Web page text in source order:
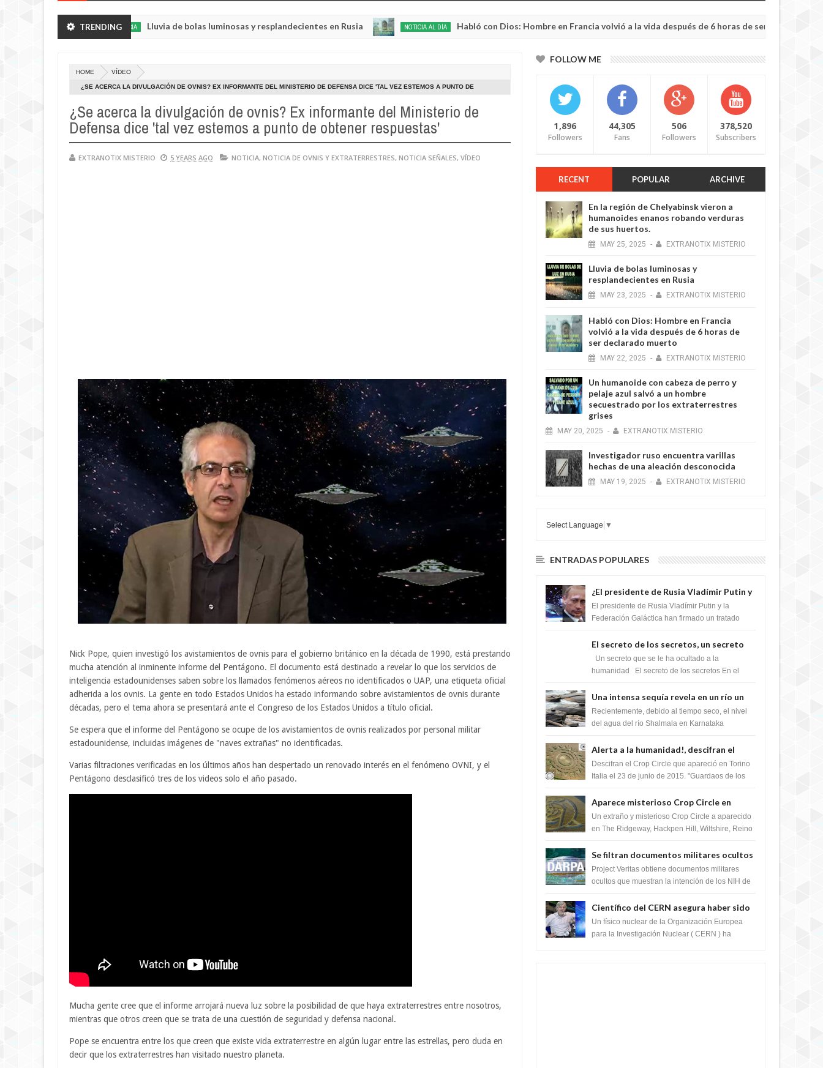
TRENDING
NOTICIA Lluvia de bolas luminosas y resplandecientes en Rusia NOTICIA AL DÍA Habló con Dios: Hombre en Francia volvió a la vida después de 6 horas de ser declarado muerto
HOME VÍDEO
¿SE ACERCA LA DIVULGACIÓN DE OVNIS? EX INFORMANTE DEL MINISTERIO DE DEFENSA DICE 'TAL VEZ ESTEMOS A PUNTO DE
¿Se acerca la divulgación de ovnis? Ex informante del Ministerio de
Defensa dice 'tal vez estemos a punto de obtener respuestas'
EXTRANOTIX MISTERIO 5 YEARS AGO NOTICIA, NOTICIA DE OVNIS Y EXTRATERRESTRES, NOTICIA SEÑALES, VÍDEO
Nick Pope, quien investigó los avistamientos de ovnis para el gobierno británico en la década de 1990, está prestando
mucha atención al inminente informe del Pentágono. El documento está destinado a revelar lo que los servicios de
inteligencia estadounidenses saben sobre los llamados fenómenos aéreos no identificados o UAP, una etiqueta oficial
adherida a los ovnis. La gente en todo Estados Unidos ha estado informando sobre avistamientos de ovnis durante
décadas, pero el tema ahora se presentará ante el Congreso de los Estados Unidos a título oficial.
Se espera que el informe del Pentágono se ocupe de los avistamientos de ovnis realizados por personal militar
estadounidense, incluidas imágenes de "naves extrañas" no identificadas.
Varias filtraciones verificadas en los últimos años han despertado un renovado interés en el fenómeno OVNI, y el
Pentágono desclasificó tres de los videos solo el año pasado.
Mucha gente cree que el informe arrojará nueva luz sobre la posibilidad de que haya extraterrestres entre nosotros,
mientras que otros creen que se trata de una cuestión de seguridad y defensa nacional.
Pope se encuentra entre los que creen que existe vida extraterrestre en algún lugar entre las estrellas, pero duda en
decir que los extraterrestres han visitado nuestro planeta.
FOLLOW ME
1,896
Followers
44,305
Fans
506
Followers
378,520
Subscribers
RECENT POPULAR ARCHIVE
En la región de Chelyabinsk vieron a
humanoides enanos robando verduras
de sus huertos.
MAY 25, 2025 - EXTRANOTIX MISTERIO
Lluvia de bolas luminosas y
resplandecientes en Rusia
MAY 23, 2025 - EXTRANOTIX MISTERIO
Habló con Dios: Hombre en Francia
volvió a la vida después de 6 horas de
ser declarado muerto
MAY 22, 2025 - EXTRANOTIX MISTERIO
Un humanoide con cabeza de perro у
pelaje azul salvó a un hombre
secuestrado por los extraterrestres
grises
MAY 20, 2025 - EXTRANOTIX MISTERIO
Investigador ruso encuentra varillas
hechas de una aleación desconocida
MAY 19, 2025 - EXTRANOTIX MISTERIO
Select Language ▼
ENTRADAS POPULARES
¿El presidente de Rusia Vladímir Putin y
la Federación Galactica han firmado un
tratado para acabar con los Sionistas?
El presidente de Rusia Vladímir Putin y la
Federación Galáctica han firmado un tratado
Si...
El secreto de los secretos, un secreto
que cambiaría por completo el destino
de la humanidad
Un secreto que se le ha ocultado a la
humanidad El secreto de los secretos En el
m...
Una intensa sequía revela en un río un
impresionante hallazgo de miles de
Shiva Lingas
Recientemente, debido al tiempo seco, el nivel
del agua del río Shalmala en Karnataka
Shiv...
Alerta a la humanidad!, descifran el
mensaje del Crop Circle de Torino ,Italia
Descifran el Crop Circle que apareció en Torino
Italia el 23 de junio de 2015. "Guardaos de los
Aparece misterioso Crop Circle en
Reino Unido 23 de junio 2016
Un extraño y misterioso Crop Circle a aparecido
en The Ridgeway, Hackpen Hill, Wiltshire, Reino
Se filtran documentos militares ocultos
que muestran la intención de los NIH de
crear el SARS-CoV-2, utilizando la
Project Veritas obtiene documentos militares
ocultos que muestran la intención de los NIH de
Científico del CERN asegura haber sido
ayudado por seres de luz durante una
prueba del Colisionador de Hadrones
Un físico nuclear de la Organización Europea
para la Investigación Nuclear ( CERN ) ha